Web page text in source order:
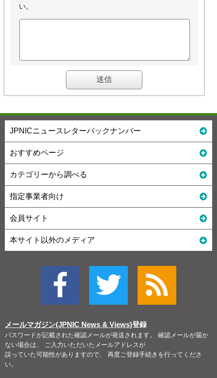
い。
JPNICニュースレターバックナンバー
おすすめページ
カテゴリーから調べる
指定事業者向け
会員サイト
本サイト以外のメディア
メールマガジン(JPNIC News & Views)登録
パスワードが記載された確認メールが発送されます。 確認メールが届か
ない場合は、 ご入力いただいたメールアドレスが
誤っていた可能性がありますので、 再度ご登録手続きを行ってくださ
い。